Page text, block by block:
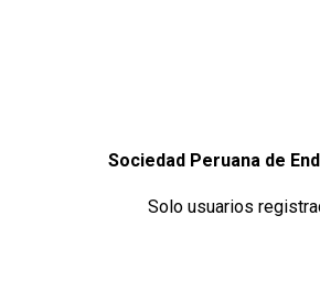
Sociedad Peruana de
Solo usuarios